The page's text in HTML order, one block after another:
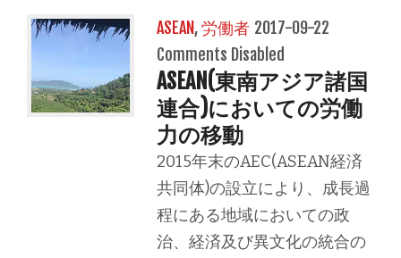
ASEAN,労働者 2017-09-22
Comments Disabled
ASEAN(東南アジア諸国
連合)においての労働
力の移動
2015年末のAEC(ASEAN経済
共同体)の設立により、成長過
程にある地域においての政
治、経済及び異文化の統合の